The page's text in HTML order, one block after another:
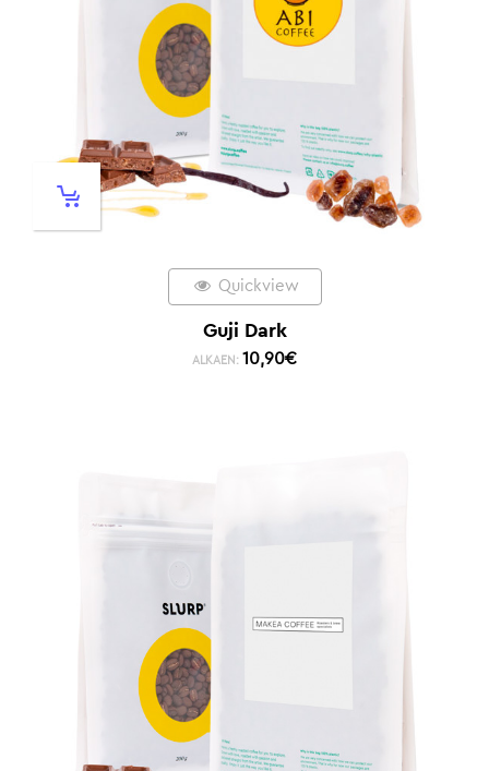
Quickview
Guji Dark
ALKAEN: 10,90€